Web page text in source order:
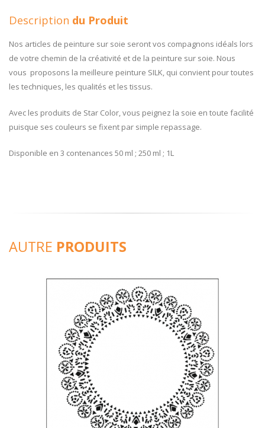
Description du Produit
Nos articles de peinture sur soie seront vos compagnons idéals lors
de votre chemin de la créativité et de la peinture sur soie. Nous
vous proposons la meilleure peinture SILK, qui convient pour toutes
les techniques, les qualités et les tissus.
Avec les produits de Star Color, vous peignez la soie en toute facilité
puisque ses couleurs se fixent par simple repassage.
Disponible en 3 contenances 50 ml ; 250 ml ; 1L
AUTRE PRODUITS